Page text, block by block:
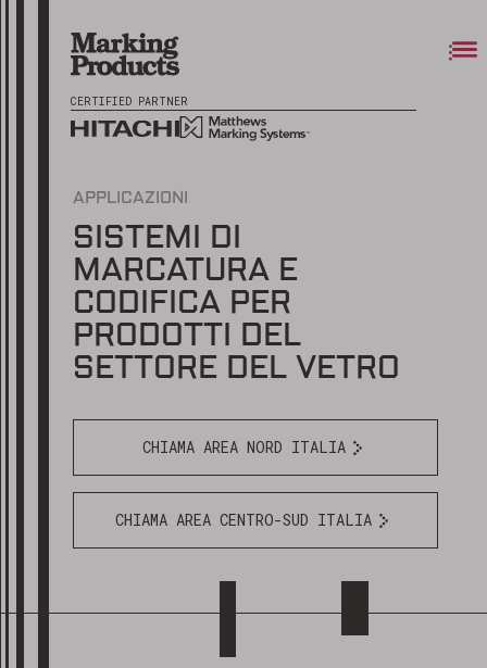
CERTIFIED PARTNER
APPLICAZIONI
SISTEMI DI
MARCATURA E
CODIFICA PER
PRODOTTI DEL
SETTORE DEL VETRO
CHIAMA AREA NORD ITALIA
CHIAMA AREA CENTRO-SUD ITALIA